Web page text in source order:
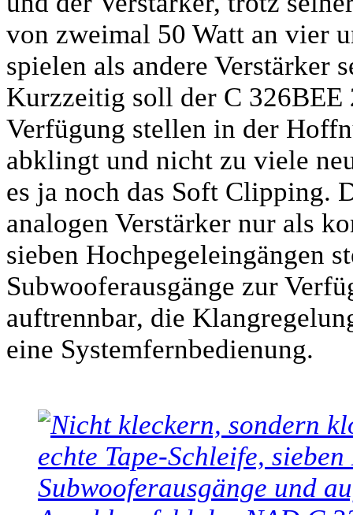
von zweimal 50 Watt an vier
spielen als andere Verstärker
Kurzzeitig soll der C
Verfügung stellen in der
abklingt und nicht zu viele
es ja noch das Soft Clipping.
analogen Verstärker nur als
sieben Hochpegeleingängen
Subwooferausgänge zur
auftrennbar, die
eine Systemfernbedienung.